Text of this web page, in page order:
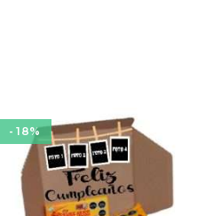
- 18%